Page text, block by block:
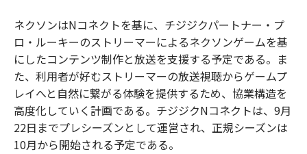
ネクソンはNコネクトを基に、チジジクパートナー・プ
ロ・ルーキーのストリーマーによるネクソンゲームを基
にしたコンテンツ制作と放送を支援する予定である。ま
た、利用者が好むストリーマーの放送視聴からゲームプ
レイへと自然に繋がる体験を提供するため、協業構造を
高度化していく計画である。チジジクNコネクトは、9月
22日までプレシーズンとして運営され、正規シーズンは
10月から開始される予定である。